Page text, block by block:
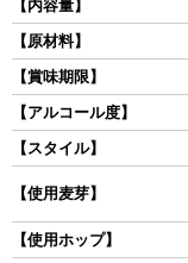
【内容量】
【原材料】
【賞味期限】
【アルコール度】
【スタイル】
【使用麦芽】
【使用ホップ】